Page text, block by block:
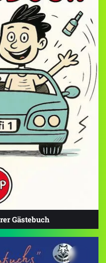
Gästebuch